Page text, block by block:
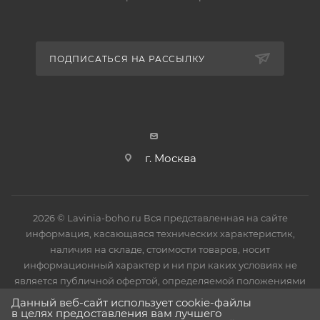
установки защитное покрытие необходимо снять.
ПОДПИСАТЬСЯ НА РАССЫЛКУ
г. Москва
2026 © Lavinia-boho.ru Вся представленная на сайте
информация, касающаяся технических характеристик,
наличия на складе, стоимости товаров, носит
информационный характер и ни при каких условиях не
является публичной офертой, определяемой положениями
Статьи 437(2) Гражданского кодекса РФ.
Данный веб-сайт использует cookie-файлы
в целях предоставления вам лучшего